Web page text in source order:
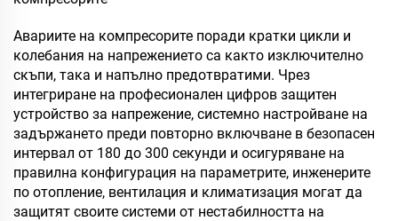
Авариите на компресорите поради кратки цикли и
колебания на напрежението са както изключително
скъпи, така и напълно предотвратими. Чрез
интегриране на професионален цифров защитен
устройство за напрежение, системно настройване на
задържането преди повторно включване в безопасен
интервал от 180 до 300 секунди и осигуряване на
правилна конфигурация на параметрите, инженерите
по отопление, вентилация и климатизация могат да
защитят своите системи от нестабилността на